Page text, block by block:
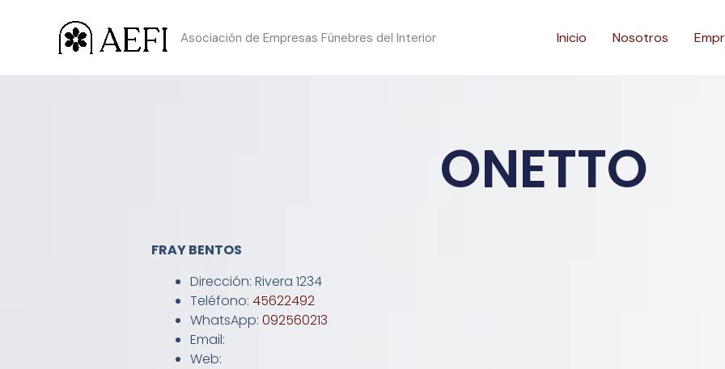
Asociación de Empresas Fúnebres del Interior Inicio Nosotros
ONETTO
FRAY BENTOS
Dirección: Rivera 1234
Teléfono: 45622492
WhatsApp: 092560213
Email:
Web: